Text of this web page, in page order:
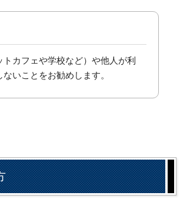
カフェや学校など）や他人が利
いことをお勧めします。